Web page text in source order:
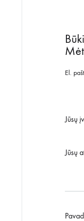
El.
Jūsų
Jūsų